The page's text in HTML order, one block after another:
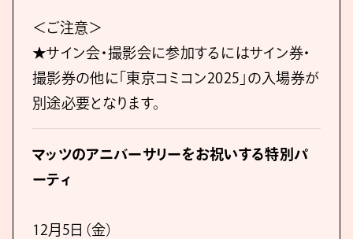
＜ご注意＞
★サイン会・撮影会に参加するにはサイン券・
撮影券の他に「東京コミコン2025」の入場券が
別途必要となります。
マッツのアニバーサリーをお祝いする特別パ
ーティ
12月5日（金）